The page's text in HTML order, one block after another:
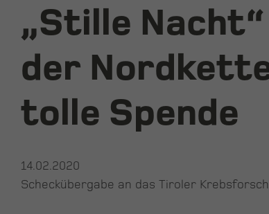
„Stille
der
tolle Spende
14.02.2020
Scheckübergabe an das Tiroler